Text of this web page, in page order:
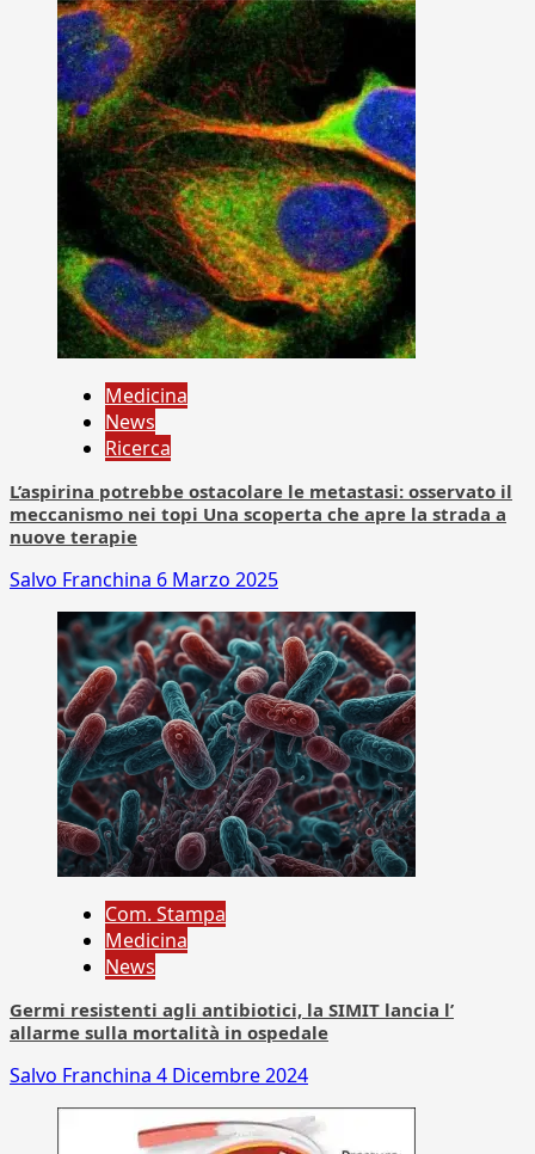
Medicina
News
Ricerca
L’aspirina potrebbe ostacolare le metastasi: osservato il
meccanismo nei topi Una scoperta che apre la strada a
nuove terapie
Salvo Franchina 6 Marzo 2025
Com. Stampa
Medicina
News
Germi resistenti agli antibiotici, la SIMIT lancia l’
allarme sulla mortalità in ospedale
Salvo Franchina 4 Dicembre 2024